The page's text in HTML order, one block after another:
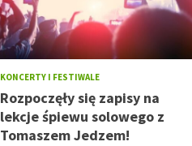
KONCERTY I FESTIWALE
Rozpoczęły się zapisy na
lekcje śpiewu solowego z
Tomaszem Jedzem!